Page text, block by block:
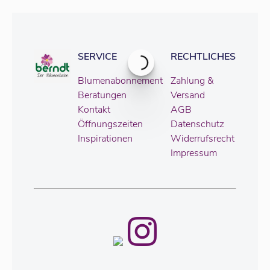
SERVICE
Blumenabonnement
Beratungen
Kontakt
Öffnungszeiten
Inspirationen
RECHTLICHES
Zahlung &
Versand
AGB
Datenschutz
Widerrufsrecht
Impressum